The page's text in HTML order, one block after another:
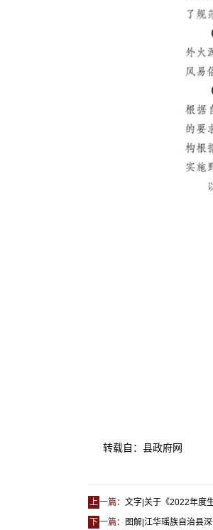
转载自：县政府网
上一篇： 文字|关于《2022年度
下 一篇： 图解|江华瑶族自治县